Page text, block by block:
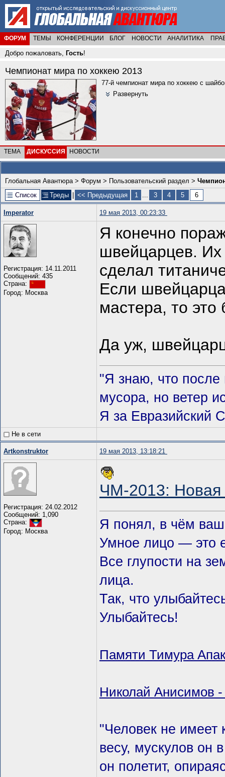
ФОРУМ ТЕМЫ КОНФЕРЕНЦИИ БЛОГ НОВОСТИ АНАЛИТИКА
Добро пожаловать, Гость!
Чемпионат мира по хоккею 2013
77-й чемпионат мира по хоккею с
Развернуть
ТЕМА ДИСКУССИЯ НОВОСТИ
Глобальная Авантюра> Форум > Пользовательский раздел >
Список
Треды << Предыдущая 1 ... 3 4 5 6
Imperator 19 мая 2013, 00:23:33
Регистрация: 14.11.2011
Сообщений: 435
Страна:
Город: Москва
Я конечно
швейцарцев. Их
сделал
Если
мастера, то
Да уж,
"Я знаю, что после
мусора, но ветер
Я за Евразийский
Не в сети
Artkonstruktor 19 мая 2013, 13:18:21
Регистрация: 24.02.2012
Сообщений: 1,090
Страна:
Город: Москва
ЧМ-2013:
Я понял, в чём
Умное лицо — это
Все глупости на
лица.
Так, что
Улыбайтесь!
Памяти Тимура
Николай Анисимов -
"Человек не имеет
весу, мускулов он
он полетит,